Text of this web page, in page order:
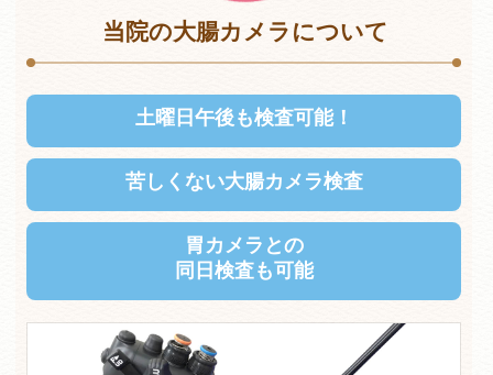
当院の大腸カメラについて
土曜日午後も検査可能！
苦しくない大腸カメラ検査
胃カメラとの
同日検査も可能